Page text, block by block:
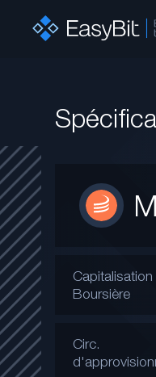
Capitalisation
Boursière
Circ.